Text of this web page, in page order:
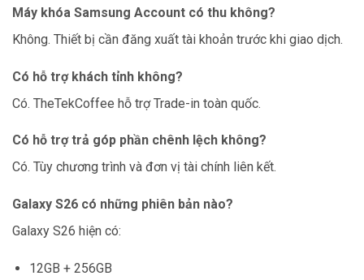
Máy khóa Samsung Account có thu không?
Không. Thiết bị cần đăng xuất tài khoản trước khi giao dịch.
Có hỗ trợ khách tỉnh không?
Có. TheTekCoffee hỗ trợ Trade-in toàn quốc.
Có hỗ trợ trả góp phần chênh lệch không?
Có. Tùy chương trình và đơn vị tài chính liên kết.
Galaxy S26 có những phiên bản nào?
Galaxy S26 hiện có:
12GB + 256GB